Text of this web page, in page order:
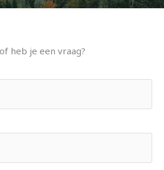
heb je een vraag?